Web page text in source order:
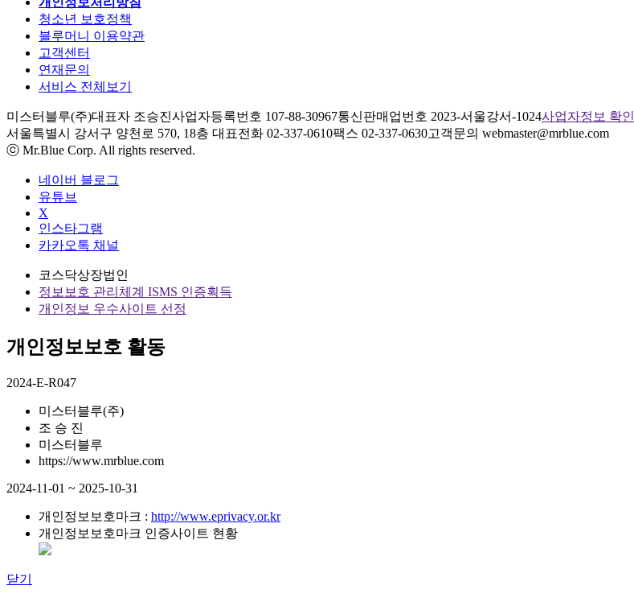
청소년 보호정책
블루머니 이용약관
고객센터
연재문의
서비스 전체보기
미스터블루(주)대표자 조승진사업자등록번호 107-88-30967통신판매업번호 2023-서울강서-1024사업자정보 확인
서울특별시 강서구 양천로 570, 18층 대표전화 02-337-0610팩스 02-337-0630고객문의 webmaster@mrblue.com
ⓒ Mr.Blue Corp. All rights reserved.
네이버 블로그
유튜브
X
인스타그램
카카오톡 채널
코스닥상장법인
정보보호 관리체계 ISMS 인증획득
개인정보 우수사이트 선정
개인정보보호 활동
2024-E-R047
미스터블루(주)
조 승 진
미스터블루
https://www.mrblue.com
2024-11-01 ~ 2025-10-31
개인정보보호마크 : http://www.eprivacy.or.kr
개인정보보호마크 인증사이트 현황
닫기